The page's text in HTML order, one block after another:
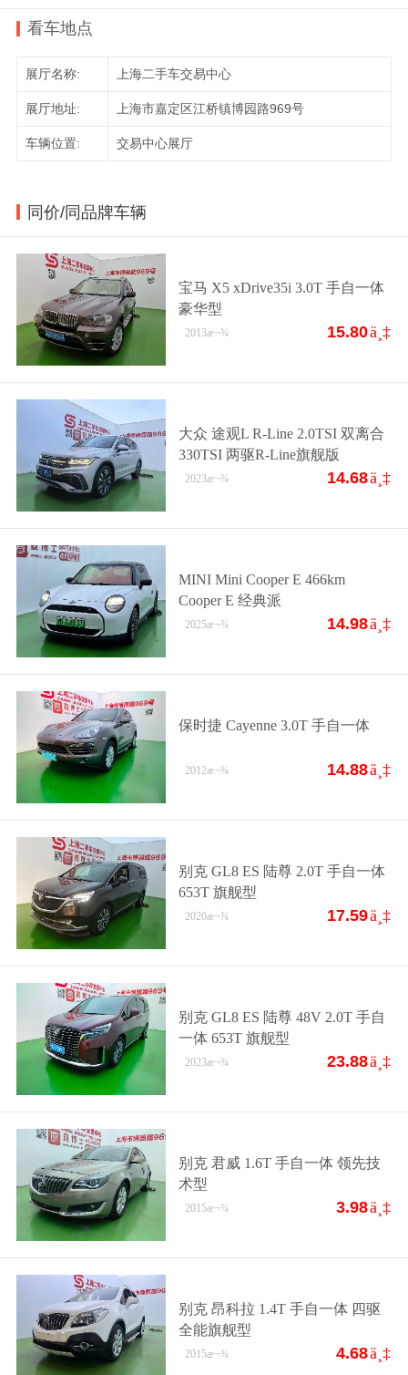
看车地点
展厅名称: 上海二手车交易中心
展厅地址: 上海市嘉定区江桥镇博园路969号
车辆位置: 交易中心展厅
同价/同品牌车辆
宝马 X5 xDrive35i 3.0T 手自一体
豪华型
15.80ä¸‡
2013æ¬¾
大众 途观L R-Line 2.0TSI 双离合
330TSI 两驱R-Line旗舰版
14.68ä¸‡
2023æ¬¾
MINI Mini Cooper E 466km
Cooper E 经典派
14.98ä¸‡
2025æ¬¾
保时捷 Cayenne 3.0T 手自一体
14.88ä¸‡
2012æ¬¾
别克 GL8 ES 陆尊 2.0T 手自一体
653T 旗舰型
17.59ä¸‡
2020æ¬¾
别克 GL8 ES 陆尊 48V 2.0T 手自
一体 653T 旗舰型
23.88ä¸‡
2023æ¬¾
别克 君威 1.6T 手自一体 领先技
术型
3.98ä¸‡
2015æ¬¾
别克 昂科拉 1.4T 手自一体 四驱
全能旗舰型
4.68ä¸‡
2015æ¬¾